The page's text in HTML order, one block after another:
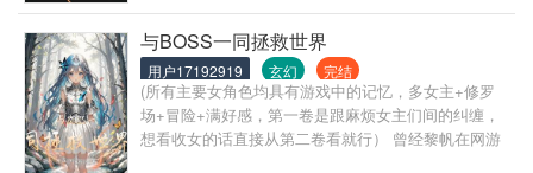
与BOSS一同拯救世界
用户17192919 玄幻 完结
(所有主要女角色均具有游戏中的记忆，多女主+修罗
场+冒险+满好感，第一卷是跟麻烦女主们间的纠缠，
想看收女的话直接从第二卷看就行） 曾经黎帆在网游